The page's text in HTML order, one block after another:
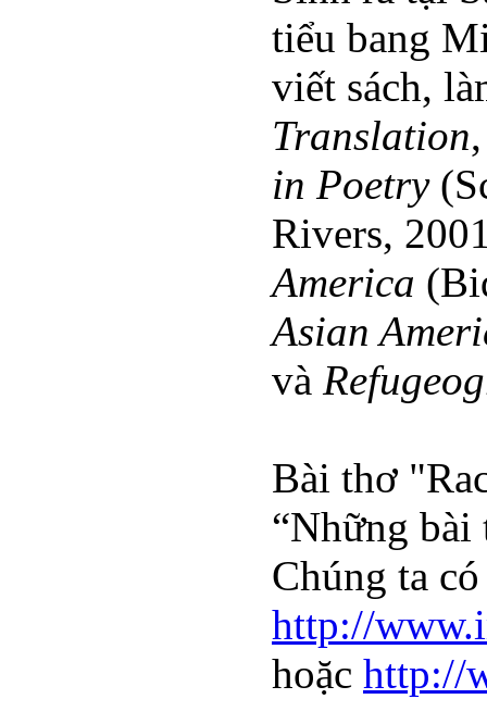
tiểu bang
viết sách,
Translation
in Poetry
Rivers,
America
Asian
và
Bài thơ
“Những bài
Chúng ta
http://
hoặc http://